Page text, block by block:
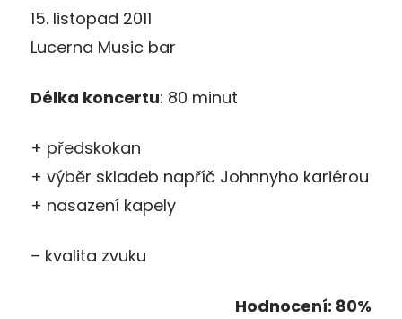
15. listopad 2011
Lucerna Music bar
Délka koncertu: 80 minut
+ předskokan
+ výběr skladeb napříč Johnnyho kariérou
+ nasazení kapely
– kvalita zvuku
Hodnocení: 80%